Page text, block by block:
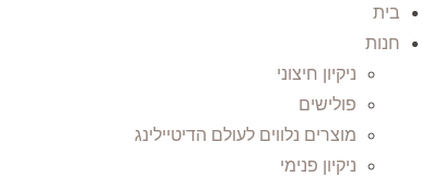
בית
חנות
ניקיון חיצוני
פולישים
מוצרים נלווים לעולם הדיטיילינג
ניקיון פנימי